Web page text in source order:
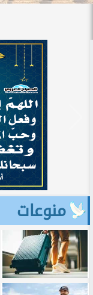
منوعات